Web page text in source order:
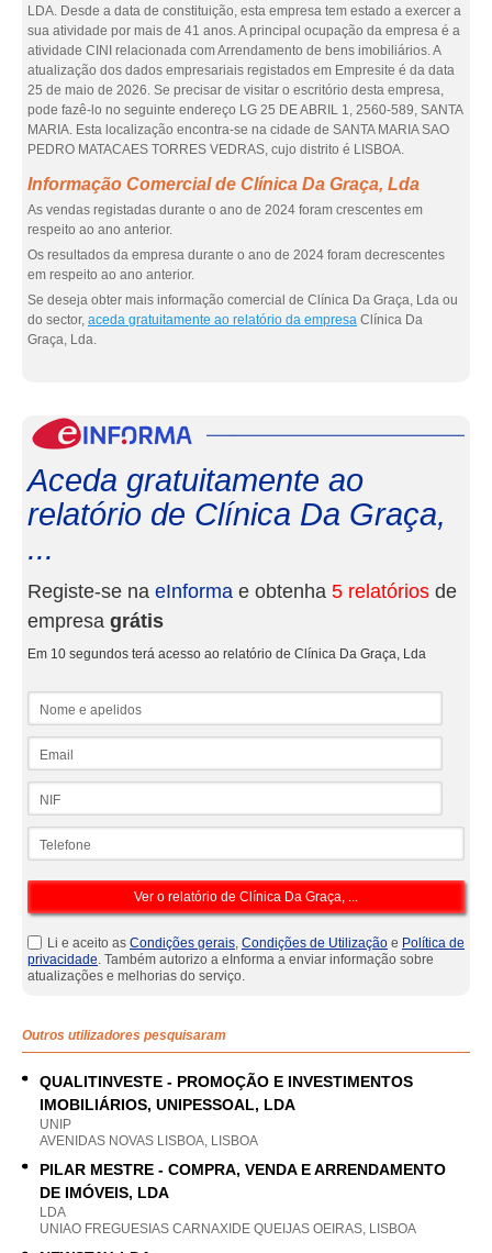
LDA. Desde a data de constituição, esta empresa tem estado a exercer a
sua atividade por mais de 41 anos. A principal ocupação da empresa é a
atividade CINI relacionada com Arrendamento de bens imobiliários. A
atualização dos dados empresariais registados em Empresite é da data
25 de maio de 2026. Se precisar de visitar o escritório desta empresa,
pode fazê-lo no seguinte endereço LG 25 DE ABRIL 1, 2560-589, SANTA
MARIA. Esta localização encontra-se na cidade de SANTA MARIA SAO
PEDRO MATACAES TORRES VEDRAS, cujo distrito é LISBOA.
Informação Comercial de Clínica Da Graça, Lda
As vendas registadas durante o ano de 2024 foram crescentes em
respeito ao ano anterior.
Os resultados da empresa durante o ano de 2024 foram decrescentes
em respeito ao ano anterior.
Se deseja obter mais informação comercial de Clínica Da Graça, Lda ou
do sector, aceda gratuitamente ao relatório da empresa Clínica Da
Graça, Lda.
Aceda gratuitamente ao
relatório de Clínica Da Graça,
...
Registe-se na eInforma e obtenha 5 relatórios de
empresa grátis
Em 10 segundos terá acesso ao relatório de Clínica Da Graça, Lda
Li e aceito as Condições gerais, Condições de Utilização e Política de
privacidade. Também autorizo a eInforma a enviar informação sobre
atualizações e melhorias do serviço.
Outros utilizadores pesquisaram
QUALITINVESTE - PROMOÇÃO E INVESTIMENTOS
IMOBILIÁRIOS, UNIPESSOAL, LDA
UNIP
AVENIDAS NOVAS LISBOA, LISBOA
PILAR MESTRE - COMPRA, VENDA E ARRENDAMENTO
DE IMÓVEIS, LDA
LDA
UNIAO FREGUESIAS CARNAXIDE QUEIJAS OEIRAS, LISBOA